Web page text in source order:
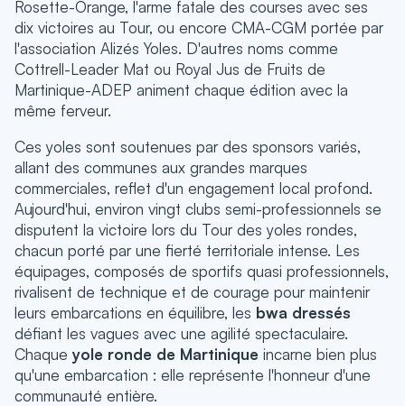
Rosette-Orange, l'arme fatale des courses avec ses
dix victoires au Tour, ou encore CMA-CGM portée par
l'association Alizés Yoles. D'autres noms comme
Cottrell-Leader Mat ou Royal Jus de Fruits de
Martinique-ADEP animent chaque édition avec la
même ferveur.
Ces yoles sont soutenues par des sponsors variés,
allant des communes aux grandes marques
commerciales, reflet d'un engagement local profond.
Aujourd'hui, environ vingt clubs semi-professionnels se
disputent la victoire lors du Tour des yoles rondes,
chacun porté par une fierté territoriale intense. Les
équipages, composés de sportifs quasi professionnels,
rivalisent de technique et de courage pour maintenir
leurs embarcations en équilibre, les bwa dressés
défiant les vagues avec une agilité spectaculaire.
Chaque yole ronde de Martinique incarne bien plus
qu'une embarcation : elle représente l'honneur d'une
communauté entière.